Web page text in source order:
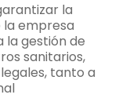
la
la empresa
la gestión de
sanitarios,
tanto a